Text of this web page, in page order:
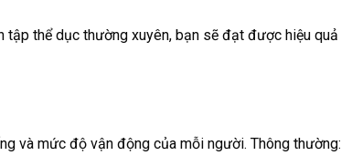
tập thể dục thường xuyên, bạn sẽ đạt được hiệu quả
và mức độ vận động của mỗi người. Thông thường: